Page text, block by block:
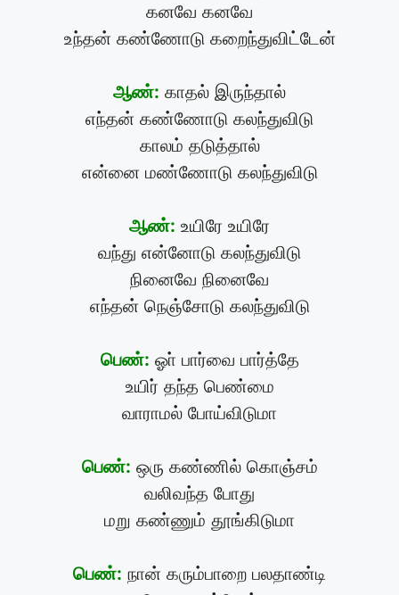
கனவே கனவே
உந்தன் கண்ணோடு கறைந்துவிட்டேன்
ஆண்: காதல் இருந்தால்
எந்தன் கண்ணோடு கலந்துவிடு
காலம் தடுத்தால்
என்னை மண்ணோடு கலந்துவிடு
ஆண்: உயிரே உயிரே
வந்து என்னோடு கலந்துவிடு
நினைவே நினைவே
எந்தன் நெஞ்சோடு கலந்துவிடு
பெண்: ஓா் பார்வை பார்த்தே
உயிர் தந்த பெண்மை
வாராமல் போய்விடுமா
பெண்: ஒரு கண்ணில் கொஞ்சம்
வலிவந்த போது
மறு கண்ணும் தூங்கிடுமா
பெண்: நான் கரும்பாறை பலதாண்டி